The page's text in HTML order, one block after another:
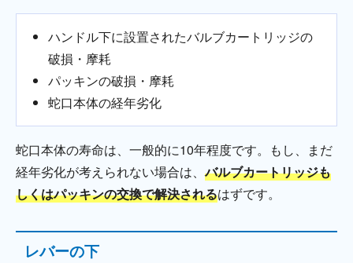
ハンドル下に設置されたバルブカートリッジの
破損・摩耗
パッキンの破損・摩耗
蛇口本体の経年劣化
蛇口本体の寿命は、一般的に10年程度です。もし、まだ
経年劣化が考えられない場合は、バルブカートリッジも
しくはパッキンの交換で解決されるはずです。
レバーの下